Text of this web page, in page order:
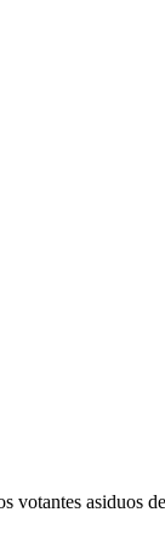
votantes asiduos